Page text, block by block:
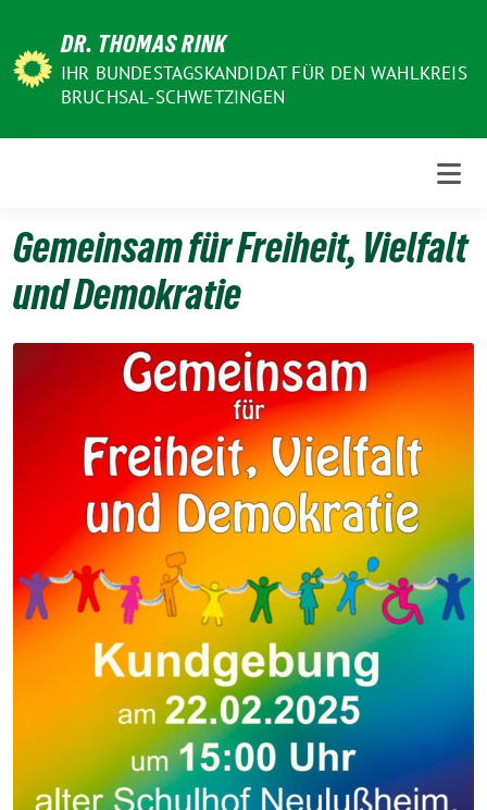
Inhalt
DR. THOMAS RINK
IHR BUNDESTAGSKANDIDAT FÜR DEN WAHLKREIS
BRUCHSAL-SCHWETZINGEN
Gemeinsam für Freiheit, Vielfalt
und Demokratie